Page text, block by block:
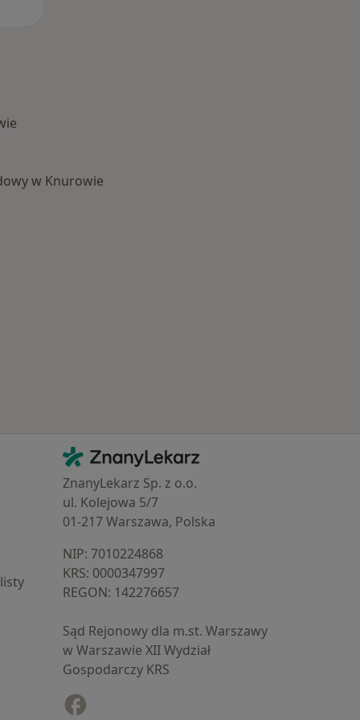
w Knurowie
Kontakt
ZnanyLekarz - Strona główna
ZnanyLekarz Sp. z o.o.
ul. Kolejowa 5/7
01-217 Warszawa, Polska
NIP: ⁠7010224868
KRS: ⁠0000347997
REGON: ⁠142276657
Sąd Rejonowy dla m.st. Warszawy
w Warszawie XII Wydział
Gospodarczy KRS